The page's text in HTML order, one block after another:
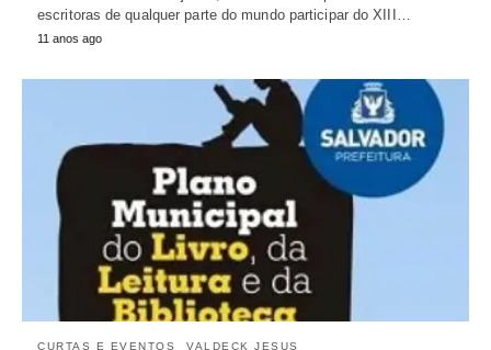
escritoras de qualquer parte do mundo participar do XIII…
11 anos ago
CURTAS E EVENTOS VALDECK JESUS